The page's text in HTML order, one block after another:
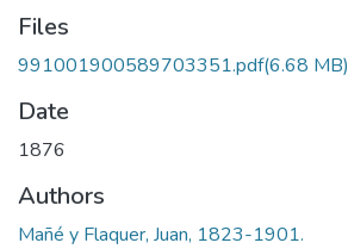
Files
991001900589703351.pdf(6.68 MB)
Date
1876
Authors
Mañé y Flaquer, Juan, 1823-1901.